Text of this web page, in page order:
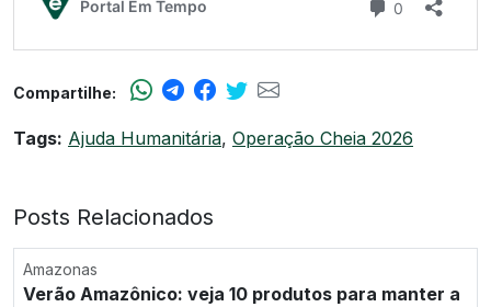
Compartilhe:
Tags: Ajuda Humanitária, Operação Cheia 2026
Posts Relacionados
Amazonas
Verão Amazônico: veja 10 produtos para manter a